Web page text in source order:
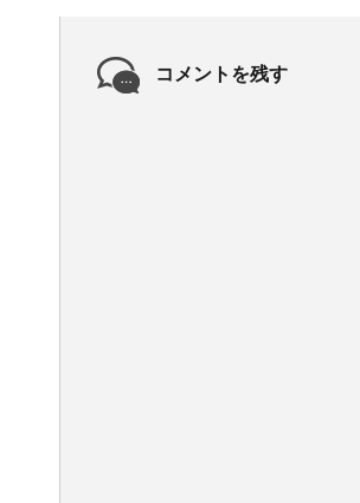
コメントを残す